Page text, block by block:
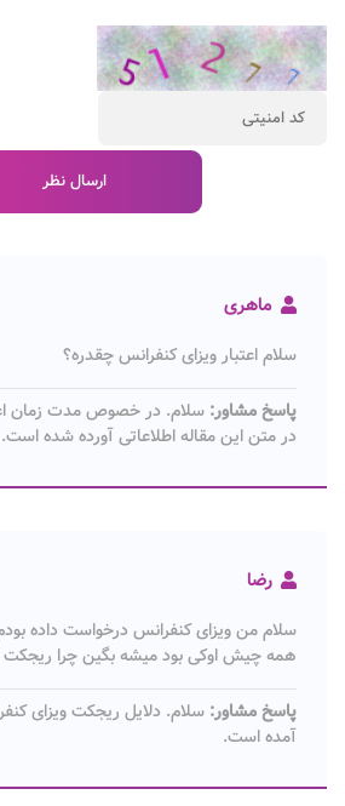
ماهری
سلام اعتبار ویزای کنفرانس چقدره؟
پاسخ مشاور: سلام. در خصوص مدت زمان
در متن این مقاله اطلاعاتی آورده شده است.
رضا
سلام من ویزای کنفرانس درخواست داده
همه چیش اوکی بود میشه بگین چرا
پاسخ مشاور: سلام. دلایل ریجکت ویزای
آمده است.